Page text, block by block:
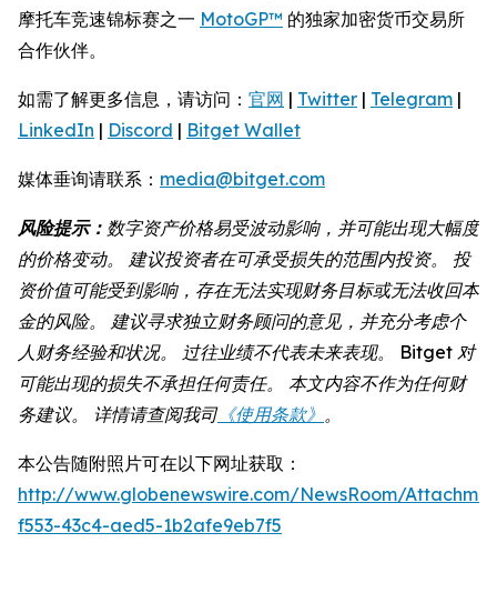
摩托车竞速锦标赛之一 MotoGP™ 的独家加密货币交易所
合作伙伴。
如需了解更多信息，请访问： 官网 | Twitter | Telegram |
LinkedIn | Discord | Bitget Wallet
媒体垂询请联系： media@bitget.com
风险提示： 数字资产价格易受波动影响，并可能出现大幅度
的价格变动。 建议投资者在可承受损失的范围内投资。 投
资价值可能受到影响，存在无法实现财务目标或无法收回本
金的风险。 建议寻求独立财务顾问的意见，并充分考虑个
人财务经验和状况。 过往业绩不代表未来表现。 Bitget 对
可能出现的损失不承担任何责任。 本文内容不作为任何财
务建议。 详情请查阅我司《使用条款》 。
本公告随附照片可在以下网址获取：
http://www.globenewswire.com/NewsRoom/
f553-43c4-aed5-1b2afe9eb7f5